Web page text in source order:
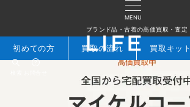
MENU
ブランド品・古着の高価買取・査定
初めての方 買取の流れ 買取キット